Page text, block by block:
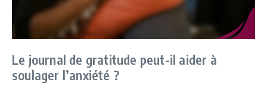
Le journal de gratitude peut-il aider à
soulager l’anxiété ?